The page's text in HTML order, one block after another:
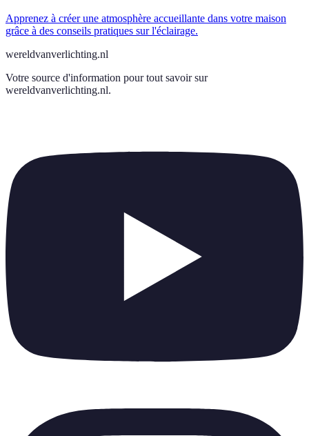
Apprenez à créer une atmosphère accueillante dans votre maison
grâce à des conseils pratiques sur l'éclairage.
wereldvanverlichting.nl
Votre source d'information pour tout savoir sur
wereldvanverlichting.nl.